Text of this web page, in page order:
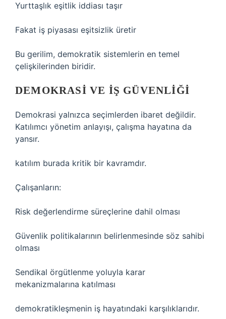
Yurttaşlık eşitlik iddiası taşır
Fakat iş piyasası eşitsizlik üretir
Bu gerilim, demokratik sistemlerin en temel
çelişkilerinden biridir.
DEMOKRASI VE IŞ GÜVENLIĞI
Demokrasi yalnızca seçimlerden ibaret değildir.
Katılımcı yönetim anlayışı, çalışma hayatına da
yansır.
katılım burada kritik bir kavramdır.
Çalışanların:
Risk değerlendirme süreçlerine dahil olması
Güvenlik politikalarının belirlenmesinde söz sahibi
olması
Sendikal örgütlenme yoluyla karar
mekanizmalarına katılması
demokratikleşmenin iş hayatındaki karşılıklarıdır.